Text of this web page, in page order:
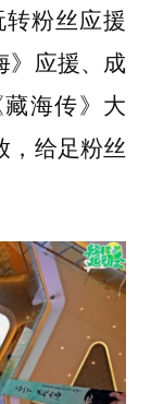
转粉丝应援
》应援、成
海传》大
，给足粉丝